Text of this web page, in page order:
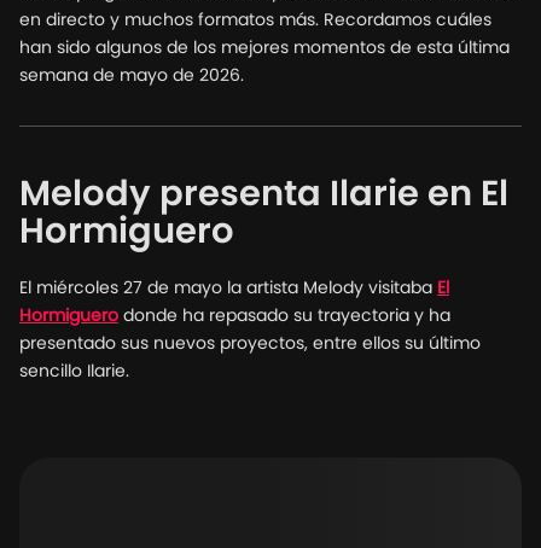
en directo y muchos formatos más. Recordamos cuáles
han sido algunos de los mejores momentos de esta última
semana de mayo de 2026.
Melody presenta Ilarie en El
Hormiguero
El miércoles 27 de mayo la artista Melody visitaba El
Hormiguero donde ha repasado su trayectoria y ha
presentado sus nuevos proyectos, entre ellos su último
sencillo Ilarie.